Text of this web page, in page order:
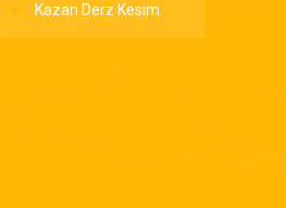
Kazan Derz Kesim